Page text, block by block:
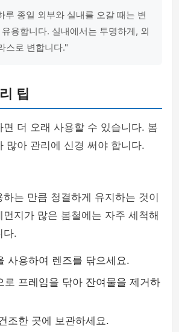
루 종일 외부와 실내를 오갈 때는 변
용합니다. 실내에서는 투명하게, 외
스로 변합니다."
팁
면 더 오래 사용할 수 있습니다. 봄
많아 관리에 신경 써야 합니다.
는 만큼 청결하게 유지하는 것이
지가 많은 봄철에는 자주 세척해
다.
사용하여 렌즈를 닦으세요.
로 프레임을 닦아 잔여물을 제거하
조한 곳에 보관하세요.